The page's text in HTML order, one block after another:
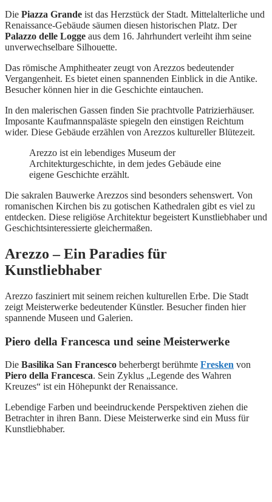
Die Piazza Grande ist das Herzstück der Stadt. Mittelalterliche und
Renaissance-Gebäude säumen diesen historischen Platz. Der
Palazzo delle Logge aus dem 16. Jahrhundert verleiht ihm seine
unverwechselbare Silhouette.
Das römische Amphitheater zeugt von Arezzos bedeutender
Vergangenheit. Es bietet einen spannenden Einblick in die Antike.
Besucher können hier in die Geschichte eintauchen.
In den malerischen Gassen finden Sie prachtvolle Patrizierhäuser.
Imposante Kaufmannspaläste spiegeln den einstigen Reichtum
wider. Diese Gebäude erzählen von Arezzos kultureller Blütezeit.
Arezzo ist ein lebendiges Museum der
Architekturgeschichte, in dem jedes Gebäude eine
eigene Geschichte erzählt.
Die sakralen Bauwerke Arezzos sind besonders sehenswert. Von
romanischen Kirchen bis zu gotischen Kathedralen gibt es viel zu
entdecken. Diese religiöse Architektur begeistert Kunstliebhaber und
Geschichtsinteressierte gleichermaßen.
Arezzo – Ein Paradies für
Kunstliebhaber
Arezzo fasziniert mit seinem reichen kulturellen Erbe. Die Stadt
zeigt Meisterwerke bedeutender Künstler. Besucher finden hier
spannende Museen und Galerien.
Piero della Francesca und seine Meisterwerke
Die Basilika San Francesco beherbergt berühmte Fresken von
Piero della Francesca. Sein Zyklus „Legende des Wahren
Kreuzes“ ist ein Höhepunkt der Renaissance.
Lebendige Farben und beeindruckende Perspektiven ziehen die
Betrachter in ihren Bann. Diese Meisterwerke sind ein Muss für
Kunstliebhaber.